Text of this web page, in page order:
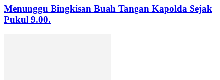
Menunggu Bingkisan Buah Tangan Kapolda Sejak
Pukul 9.00.